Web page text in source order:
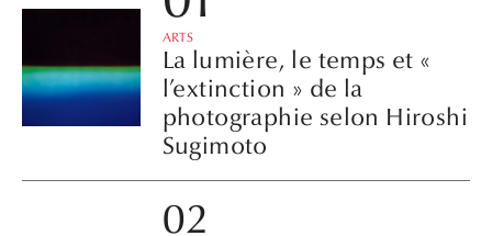
ARTS
La lumière, le temps et «
l’extinction » de la
photographie selon Hiroshi
Sugimoto